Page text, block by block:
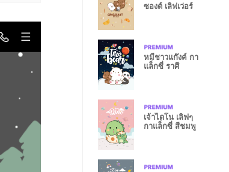
ซองต์ เลิฟเว่อร์
หมีชาวแก๊งค์ กา
แล็กซี่ ราศี
เจ้าไดโน เลิฟๆ
กาแล็กซี่ สีชมพู